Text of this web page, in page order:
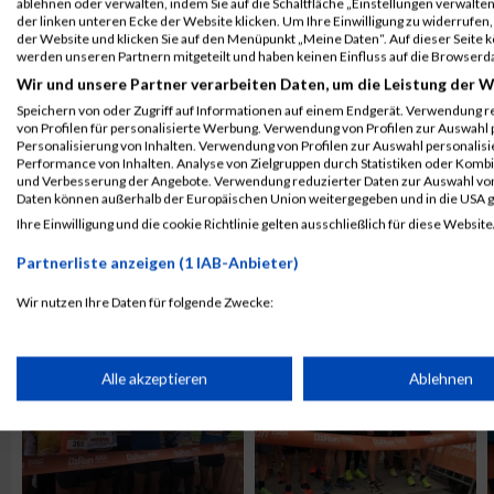
der linken unteren Ecke der Website klicken. Um Ihre Einwilligung zu
der Website und klicken Sie auf den Menüpunkt „Meine Daten“. Auf dieser
werden unseren Partnern mitgeteilt und haben keinen Einfluss auf die
Wir und unsere Partner verarbeiten Daten, um die Leistung der
Speichern von oder Zugriff auf Informationen auf einem Endgerät. Verwendung
von Profilen für personalisierte Werbung. Verwendung von Profilen zur
Personalisierung von Inhalten. Verwendung von Profilen zur Auswahl
Performance von Inhalten. Analyse von Zielgruppen durch Statistiken oder
und Verbesserung der Angebote. Verwendung reduzierter Daten zur Auswahl
Daten können außerhalb der Europäischen Union weitergegeben und in die USA
Ihre Einwilligung und die cookie Richtlinie gelten ausschließlich für diese
Partnerliste anzeigen (1 IAB-Anbieter)
Wir nutzen Ihre Daten für folgende Zwecke:
Speichern von oder Zugriff auf Informationen auf einem
Verwendung reduzierter Daten zur Auswahl von
Alle akzeptieren Ablehnen